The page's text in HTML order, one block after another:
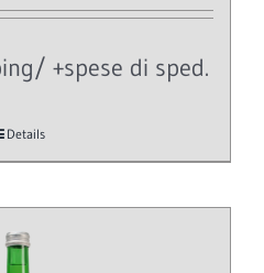
+spese di sped.
Details